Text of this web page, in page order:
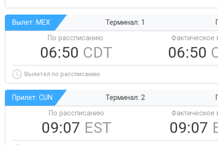
Вылет: MEX Терминал: 1
По рассписанию:
06:50 CDT
Фактическое
06:50
Вылетел по рассписанию
Прилет: CUN Терминал: 2
По рассписанию
09:07 EST
Фактическое
09:07